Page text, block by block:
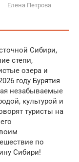
Елена Петрова
Сибири,
степи,
озера и
году Бурятия
незабываемые
культурой и
туристы на
по
Сибири!